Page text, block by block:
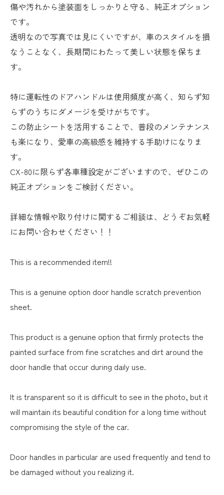
傷や汚れから塗装面をしっかりと守る、純正オプション
です。
透明なので写真では見にくいですが、車のスタイルを損
なうことなく、長期間にわたって美しい状態を保ちま
す。
特に運転性のドアハンドルは使用頻度が高く、知らず知
らずのうちにダメージを受けがちです。
この防止シートを活用することで、普段のメンテナンス
も楽になり、愛車の高級感を維持する手助けになりま
す。
CX-80に限らず各車種設定がございますので、ぜひこの
純正オプションをご検討ください。
詳細な情報や取り付けに関するご相談は、どうぞお気軽
にお問い合わせください！！
This is a recommended item!!
This is a genuine option door handle scratch prevention
sheet.
This product is a genuine option that firmly protects the
painted surface from fine scratches and dirt around the
door handle that occur during daily use.
It is transparent so it is difficult to see in the photo, but it
will maintain its beautiful condition for a long time without
compromising the style of the car.
Door handles in particular are used frequently and tend to
be damaged without you realizing it.